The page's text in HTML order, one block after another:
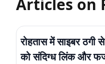
Articles on
रोहतास में साइबर ठगी
को संदिग्ध लिंक और